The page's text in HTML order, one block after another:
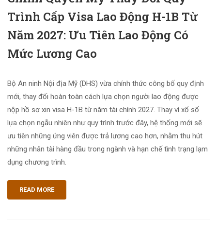
Trình Cấp Visa Lao Động H-1B Từ
Năm 2027: Ưu Tiên Lao Động Có
Mức Lương Cao
Bộ An ninh Nội địa Mỹ (DHS) vừa chính thức công bố quy định
mới, thay đổi hoàn toàn cách lựa chọn người lao động được
nộp hồ sơ xin visa H-1B từ năm tài chính 2027. Thay vì xổ số
lựa chọn ngẫu nhiên như quy trình trước đây, hệ thống mới sẽ
ưu tiên những ứng viên được trả lương cao hơn, nhằm thu hút
những nhân tài hàng đầu trong ngành và hạn chế tình trạng lạm
dụng chương trình.
READ MORE